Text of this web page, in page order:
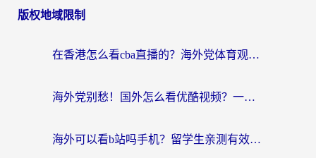
版权地域限制
在香港怎么看cba直播的？海外党体育观赛终极指南：告别版权限制，畅享中文解说
海外党别愁！国外怎么看优酷视频？一招解决追剧、看直播难题
海外可以看b站吗手机？留学生亲测有效的回国加速指南